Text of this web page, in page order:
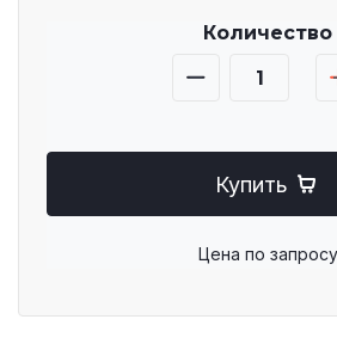
Количество
Купить
Цена по запросу